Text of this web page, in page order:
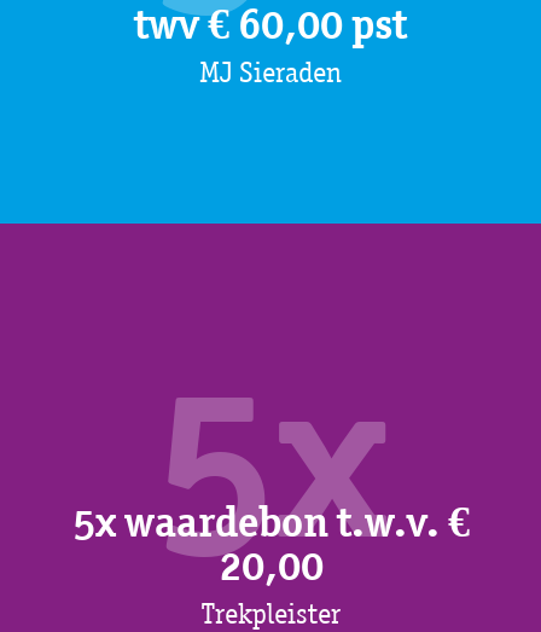
twv € 60,00 pst
MJ Sieraden
5x
5x waardebon t.w.v. €
20,00
Trekpleister